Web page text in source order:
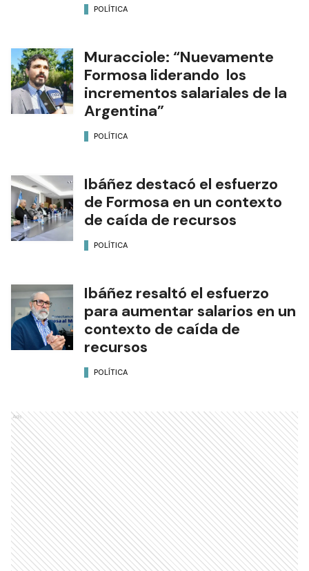
POLÍTICA
Muracciole: “Nuevamente
Formosa liderando los
incrementos salariales de la
Argentina”
POLÍTICA
Ibáñez destacó el esfuerzo
de Formosa en un contexto
de caída de recursos
POLÍTICA
Ibáñez resaltó el esfuerzo
para aumentar salarios en un
contexto de caída de
recursos
POLÍTICA
Ads